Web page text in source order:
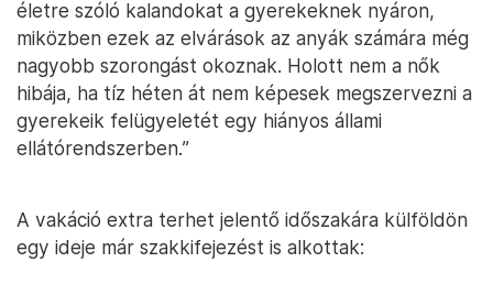
életre szóló kalandokat a gyerekeknek nyáron,
miközben ezek az elvárások az anyák számára még
nagyobb szorongást okoznak. Holott nem a nők
hibája, ha tíz héten át nem képesek megszervezni a
gyerekeik felügyeletét egy hiányos állami
ellátórendszerben.”
A vakáció extra terhet jelentő időszakára külföldön
egy ideje már szakkifejezést is alkottak: